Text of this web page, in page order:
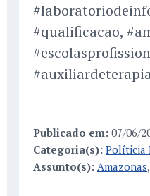
#qualificacao,
Publicado em: 07/06/
Categoria(s): Políticia
Assunto(s): Amazonas,